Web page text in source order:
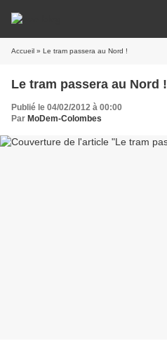
Accueil » Le tram passera au Nord !
Le tram passera au Nord !
Publié le 04/02/2012 à 00:00
Par MoDem-Colombes